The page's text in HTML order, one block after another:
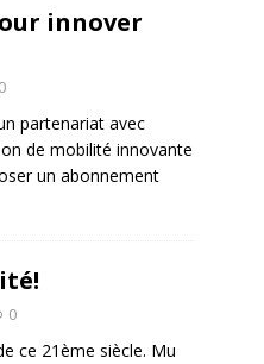
innover
0
partenariat avec
de mobilité innovante
un abonnement
0
ce 21ème siècle. Mu